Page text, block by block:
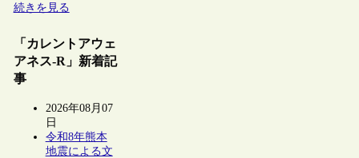
続きを見る
「カレントアウェ
アネス-R」新着記
事
2026年08月07
日
令和8年熊本
地震による文